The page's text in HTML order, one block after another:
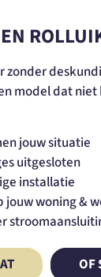
model dat niet
jouw situatie
uitgesloten
installatie
woning &
OF